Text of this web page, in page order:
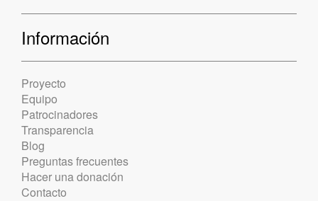
Información
Proyecto
Equipo
Patrocinadores
Transparencia
Blog
Preguntas frecuentes
Hacer una donación
Contacto